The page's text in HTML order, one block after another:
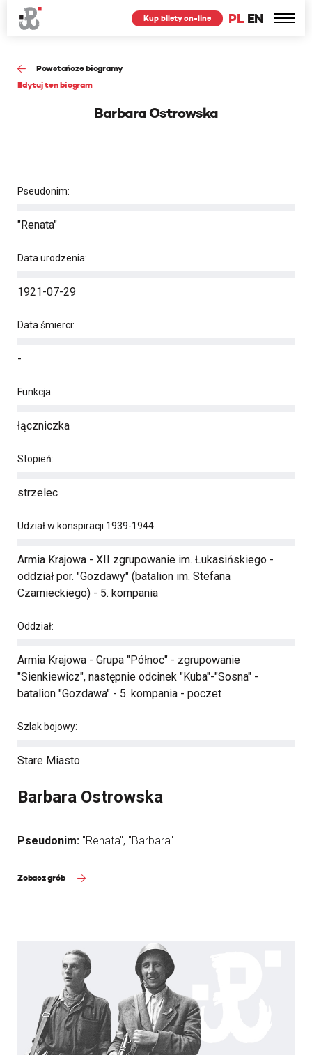
PL EN
Kup bilety on-line
Powstańcze biogramy
Edytuj ten biogram
Barbara Ostrowska
Pseudonim:
"Renata"
Data urodzenia:
1921-07-29
Data śmierci:
-
Funkcja:
łączniczka
Stopień:
strzelec
Udział w konspiracji 1939-1944:
Armia Krajowa - XII zgrupowanie im. Łukasińskiego -
oddział por. "Gozdawy" (batalion im. Stefana
Czarnieckiego) - 5. kompania
Oddział:
Armia Krajowa - Grupa "Północ" - zgrupowanie
"Sienkiewicz", następnie odcinek "Kuba"-"Sosna" -
batalion "Gozdawa" - 5. kompania - poczet
Szlak bojowy:
Stare Miasto
Barbara Ostrowska
Pseudonim: "Renata", "Barbara"
Zobacz grób